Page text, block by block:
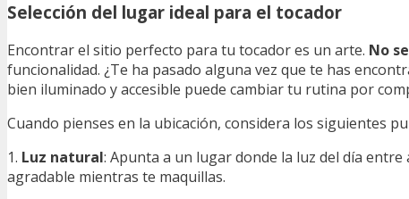
Selección del lugar ideal para el tocador
Encontrar el sitio perfecto para tu tocador es un arte. No
funcionalidad. ¿Te ha pasado alguna vez que te has
bien iluminado y accesible puede cambiar tu rutina por
Cuando pienses en la ubicación, considera los siguientes
1. Luz natural: Apunta a un lugar donde la luz del día
agradable mientras te maquillas.